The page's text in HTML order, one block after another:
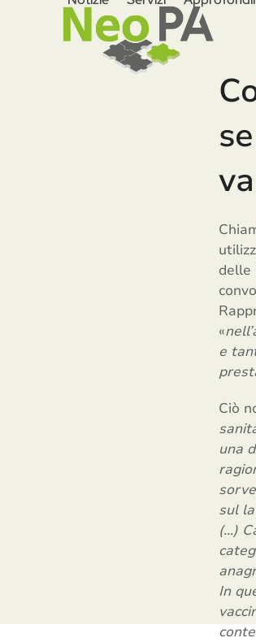
delle
«
e
Ciò
una
sul
(…)
In